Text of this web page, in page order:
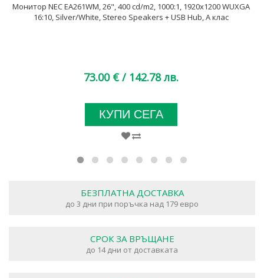
Монитор NEC EA261WM, 26", 400 cd/m2, 1000:1, 1920x1200 WUXGA
16:10, Silver/White, Stereo Speakers + USB Hub, А клас
73.00 € / 142.78 лв.
КУПИ СЕГА
БЕЗПЛАТНА ДОСТАВКА
до 3 дни при поръчка над 179 евро
СРОК ЗА ВРЪЩАНЕ
до 14 дни от доставката